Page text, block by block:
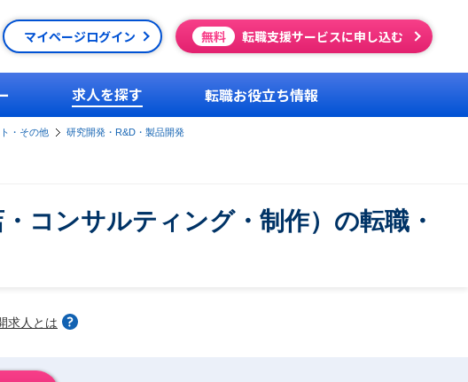
マイページログイン 無料 転職支援サービスに申し込む
求人を探す 転職お役立ち情報
・その他
研究開発・R&D・製品開発
コンサルティング・制作）の転職・
求人とは